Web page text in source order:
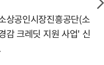
상공인시장진흥공단(소
감 크레딧 지원 사업' 신